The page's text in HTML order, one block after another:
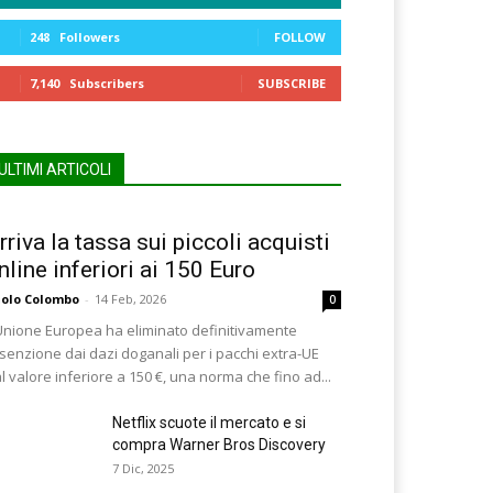
248 Followers FOLLOW
7,140 Subscribers SUBSCRIBE
ARTICOLI
la tassa sui piccoli acquisti
inferiori ai 150 Euro
Colombo - 14 Feb, 2026 0
Europea ha eliminato definitivamente
dai dazi doganali per i pacchi extra-UE
valore inferiore a 150 €, una norma che fino ad...
Netflix scuote il mercato e si
compra Warner Bros Discovery
7 Dic, 2025